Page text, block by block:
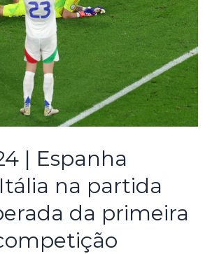
| Espanha
na partida
da primeira